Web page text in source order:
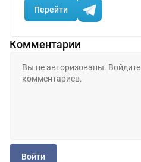
Перейти
Комментарии
Войти